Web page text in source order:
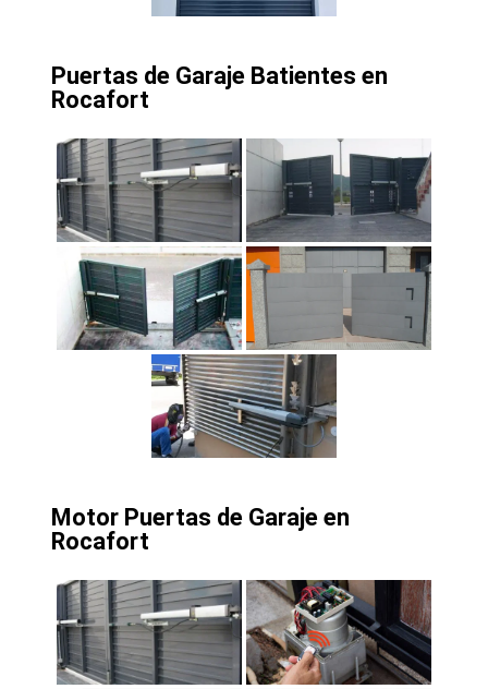
Puertas de Garaje Batientes en
Rocafort
Motor Puertas de Garaje en
Rocafort